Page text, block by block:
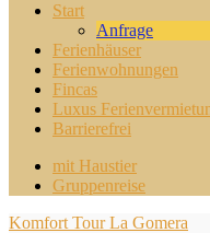
Start
Anfrage
Ferienhäuser
Ferienwohnungen
Fincas
Luxus
Barrierefrei
mit Haustier
Gruppenreise
Komfort Tour La Gomera